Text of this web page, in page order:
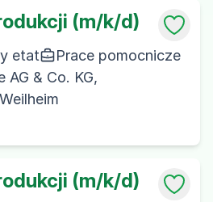
(m/k/d)
etat
Prace pomocnicze
AG & Co. KG,
(m/k/d)